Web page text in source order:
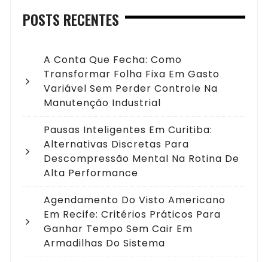
POSTS RECENTES
A Conta Que Fecha: Como
Transformar Folha Fixa Em Gasto
Variável Sem Perder Controle Na
Manutenção Industrial
Pausas Inteligentes Em Curitiba:
Alternativas Discretas Para
Descompressão Mental Na Rotina De
Alta Performance
Agendamento Do Visto Americano
Em Recife: Critérios Práticos Para
Ganhar Tempo Sem Cair Em
Armadilhas Do Sistema